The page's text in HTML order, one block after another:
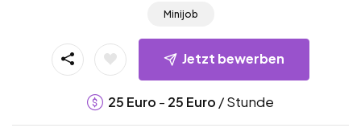
Minijob
Jetzt bewerben
25 Euro - 25 Euro / Stunde